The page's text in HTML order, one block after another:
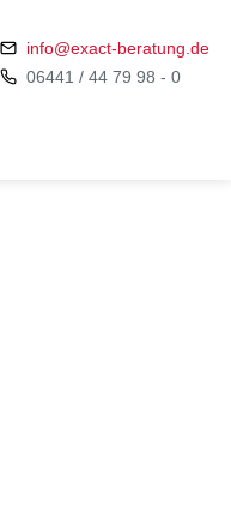
info@exact-beratung.de
06441 / 44 79 98 - 0